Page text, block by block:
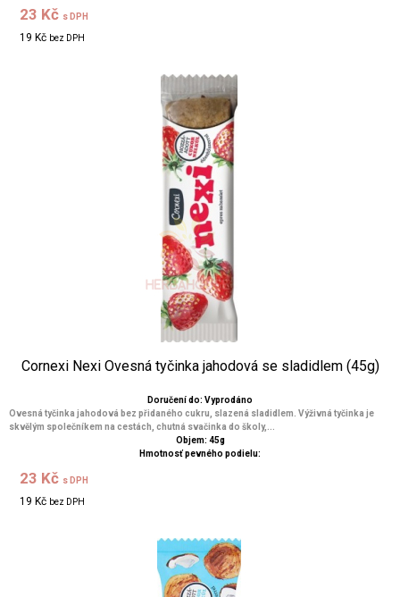
23 Kč s DPH
19 Kč bez DPH
Cornexi Nexi Ovesná tyčinka jahodová se sladidlem (45g)
Doručení do: Vyprodáno
Ovesná tyčinka jahodová bez přidaného cukru, slazená sladidlem. Výživná tyčinka je
skvělým společníkem na cestách, chutná svačinka do školy,...
Objem: 45g
Hmotnosť pevného podielu:
23 Kč s DPH
19 Kč bez DPH